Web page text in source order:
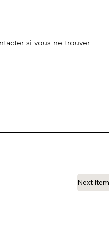
si vous ne trouver
Next Item